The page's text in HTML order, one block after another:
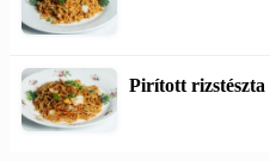
Pirított rizstészta